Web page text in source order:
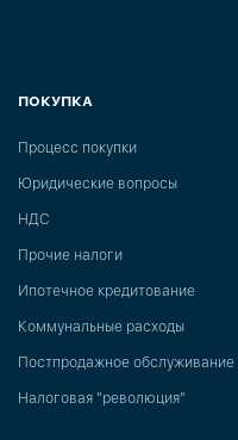
ПОКУПКА
Процесс покупки
Юридические вопросы
НДС
Прочие налоги
Ипотечное кредитование
Коммунальные расходы
Постпродажное обслуживание
Налоговая "революция"